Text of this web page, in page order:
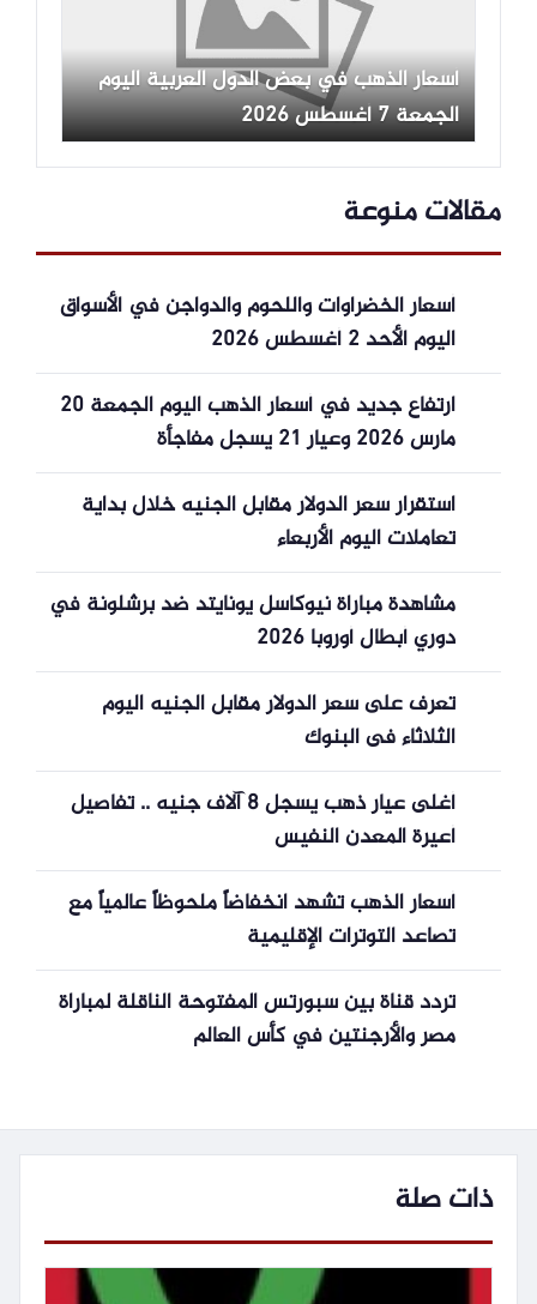
أسعار الذهب في بعض الدول العربية اليوم
الجمعة 7 أغسطس 2026
مقالات منوعة
أسعار الخضراوات واللحوم والدواجن في الأسواق
اليوم الأحد 2 أغسطس 2026
ارتفاع جديد في أسعار الذهب اليوم الجمعة 20
مارس 2026 وعيار 21 يسجل مفاجأة
استقرار سعر الدولار مقابل الجنيه خلال بداية
تعاملات اليوم الأربعاء
مشاهدة مباراة نيوكاسل يونايتد ضد برشلونة في
دوري أبطال أوروبا 2026
تعرف على سعر الدولار مقابل الجنيه اليوم
الثلاثاء فى البنوك
أغلى عيار ذهب يسجل 8 آلاف جنيه .. تفاصيل
أعيرة المعدن النفيس
أسعار الذهب تشهد انخفاضاً ملحوظاً عالمياً مع
تصاعد التوترات الإقليمية
تردد قناة بين سبورتس المفتوحة الناقلة لمباراة
مصر والأرجنتين في كأس العالم
ذات صلة